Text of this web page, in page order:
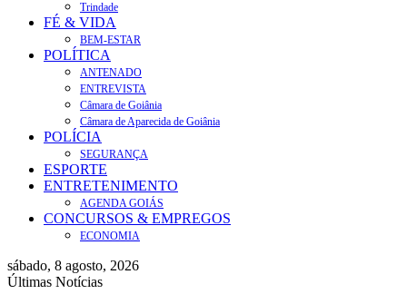
Trindade
FÉ & VIDA
BEM-ESTAR
POLÍTICA
ANTENADO
ENTREVISTA
Câmara de Goiânia
Câmara de Aparecida de Goiânia
POLÍCIA
SEGURANÇA
ESPORTE
ENTRETENIMENTO
AGENDA GOIÁS
CONCURSOS & EMPREGOS
ECONOMIA
sábado, 8 agosto, 2026
Últimas Notícias